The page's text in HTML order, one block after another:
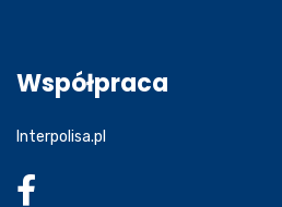
Współpraca
Interpolisa.pl